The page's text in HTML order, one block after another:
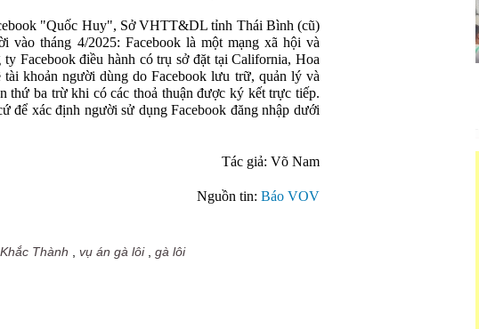
"Quốc Huy", Sở VHTT&DL tỉnh Thái Bình (cũ)
vào tháng 4/2025: Facebook là một mạng xã hội và
Facebook điều hành có trụ sở đặt tại California, Hoa
khoản người dùng do Facebook lưu trữ, quản lý và
thứ ba trừ khi có các thoả thuận được ký kết trực tiếp.
để xác định người sử dụng Facebook đăng nhập dưới
Tác giả: Võ Nam
Nguồn tin: Báo VOV
Thành vụ án gà lôi, gà lôi